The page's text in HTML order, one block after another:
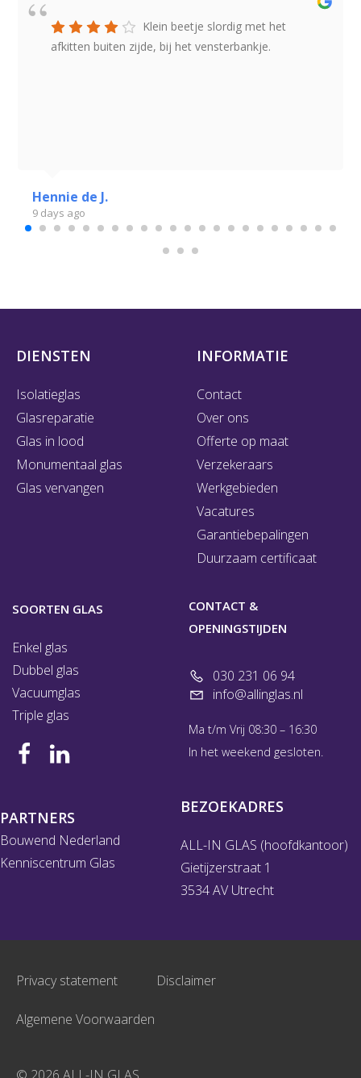
Klein beetje slordig met het
afkitten buiten zijde, bij het vensterbankje.
Hennie de J.
9 days ago
DIENSTEN
Isolatieglas
Glasreparatie
Glas in lood
Monumentaal glas
Glas vervangen
INFORMATIE
Contact
Over ons
Offerte op maat
Verzekeraars
Werkgebieden
Vacatures
Garantiebepalingen
Duurzaam certificaat
SOORTEN GLAS
Enkel glas
Dubbel glas
Vacuumglas
Triple glas
CONTACT &
OPENINGSTIJDEN
030 231 06 94
info@allinglas.nl
Ma t/m Vrij 08:30 – 16:30
In het weekend gesloten.
PARTNERS
Bouwend Nederland
Kenniscentrum Glas
BEZOEKADRES
ALL-IN GLAS (hoofdkantoor)
Gietijzerstraat 1
3534 AV Utrecht
Privacy statement Disclaimer
Algemene Voorwaarden